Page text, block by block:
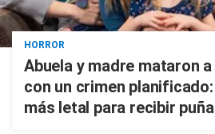
HORROR
Abuela y madre mataron
con un crimen
más letal para recibir